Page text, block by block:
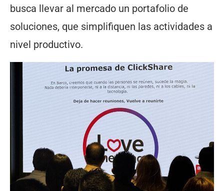
busca llevar al mercado un portafolio de
soluciones, que simplifiquen las actividades a
nivel productivo.